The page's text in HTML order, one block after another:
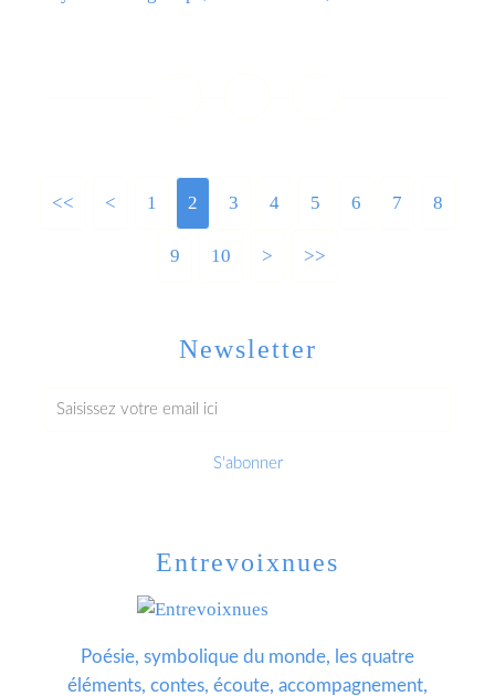
<< < 1 2 3 4 5 6 7 8
9 10 20
> >>
Newsletter
Entrevoixnues
Poésie, symbolique du monde, les quatre
éléments, contes, écoute, accompagnement,